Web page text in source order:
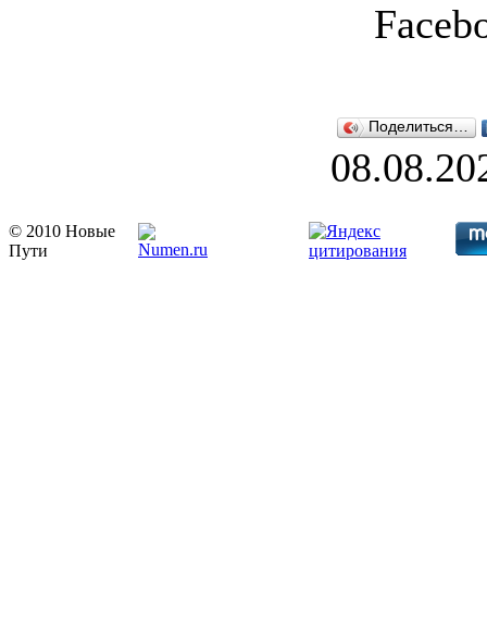
Поделиться…
© 2010 Новые
Пути